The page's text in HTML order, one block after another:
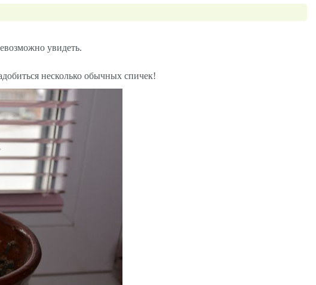
увидеть.
несколько обычных спичек!